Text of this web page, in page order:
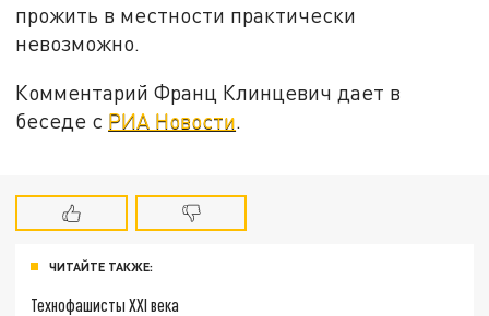
прожить в местности практически
невозможно.
Комментарий Франц Клинцевич дает в
беседе с РИА Новости.
ЧИТАЙТЕ ТАКЖЕ:
Технофашисты XXI века